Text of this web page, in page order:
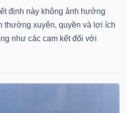
định này không ảnh hưởng
thường xuyên, quyền và lợi ích
như các cam kết đối với